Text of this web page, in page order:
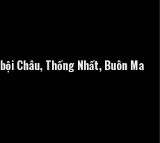
Châu, Thống Nhất, Buôn Ma